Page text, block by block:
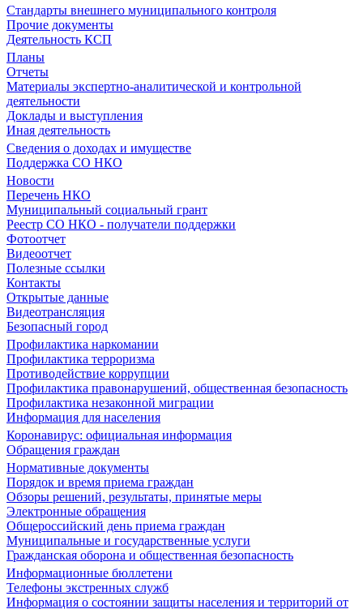
Стандарты внешнего муниципального контроля
Прочие документы
Деятельность КСП
Планы
Отчеты
Материалы экспертно-аналитической и контрольной
деятельности
Доклады и выступления
Иная деятельность
Сведения о доходах и имуществе
Поддержка СО НКО
Новости
Перечень НКО
Муниципальный социальный грант
Реестр СО НКО - получатели поддержки
Фотоотчет
Видеоотчет
Полезные ссылки
Контакты
Открытые данные
Видеотрансляция
Безопасный город
Профилактика наркомании
Профилактика терроризма
Противодействие коррупции
Профилактика правонарушений, общественная безопасность
Профилактика незаконной миграции
Информация для населения
Коронавирус: официальная информация
Обращения граждан
Нормативные документы
Порядок и время приема граждан
Обзоры решений, результаты, принятые меры
Электронные обращения
Общероссийский день приема граждан
Муниципальные и государственные услуги
Гражданская оборона и общественная безопасность
Информационные бюллетени
Телефоны экстренных служб
Информация о состоянии защиты населения и территорий от